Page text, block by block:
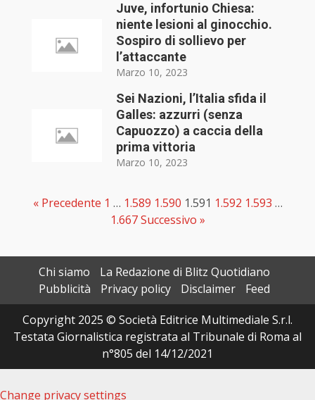
Juve, infortunio Chiesa:
niente lesioni al ginocchio.
Sospiro di sollievo per
l’attaccante
Marzo 10, 2023
Sei Nazioni, l’Italia sfida il
Galles: azzurri (senza
Capuozzo) a caccia della
prima vittoria
Marzo 10, 2023
« Precedente 1 … 1.589 1.590 1.591 1.592 1.593 …
1.667 Successivo »
Chi siamo
La Redazione di Blitz Quotidiano
Pubblicità
Privacy policy Disclaimer
Feed
Copyright 2025 © Società Editrice Multimediale S.r.l.
Testata Giornalistica registrata al Tribunale di Roma al
n°805 del 14/12/2021
Change privacy settings